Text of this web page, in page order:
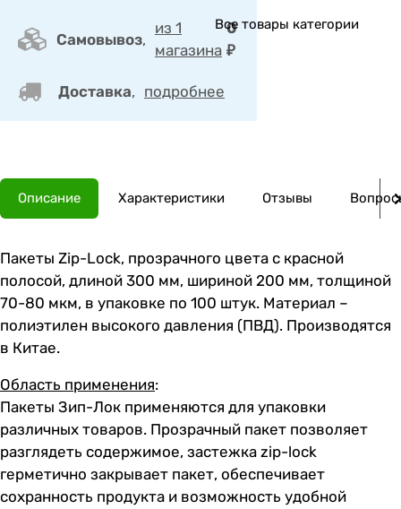
Самовывоз,
из 1
магазина
0
₽
Доставка, подробнее
Все товары категории
Описание Характеристики Отзывы
Пакеты Zip-Lock, прозрачного цвета с красной
полосой, длиной 300 мм, шириной 200 мм, толщиной
70-80 мкм, в упаковке по 100 штук. Материал –
полиэтилен высокого давления (ПВД). Производятся
в Китае.
Область применения:
Пакеты Зип-Лок применяются для упаковки
различных товаров. Прозрачный пакет позволяет
разглядеть содержимое, застежка zip-lock
герметично закрывает пакет, обеспечивает
сохранность продукта и возможность удобной